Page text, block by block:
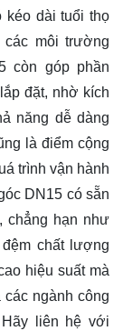
kéo dài tuổi thọ
các môi trường
còn góp phần
đặt, nhờ kích
năng dễ dàng
là điểm cộng
trình vận hành
DN15 có sẵn
chẳng hạn như
chất lượng
hiệu suất mà
ngành công
liên hệ với